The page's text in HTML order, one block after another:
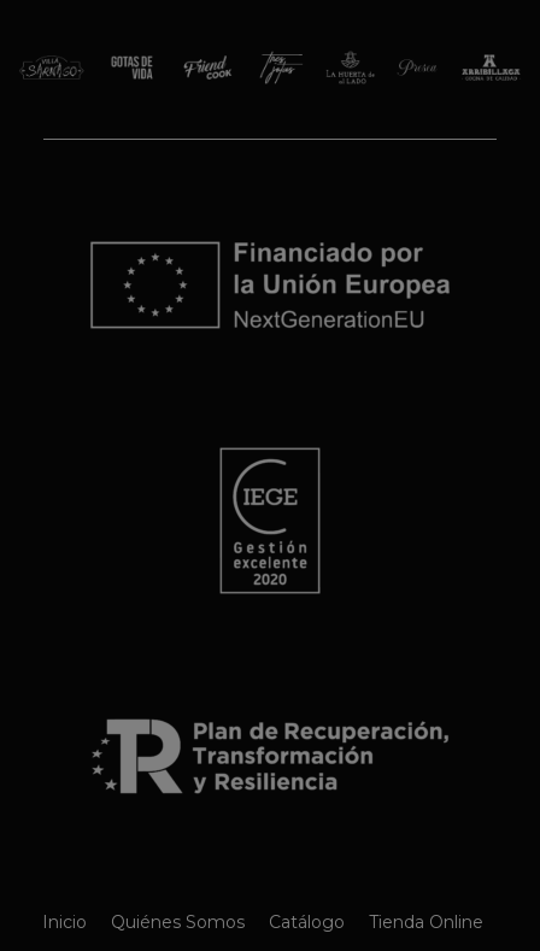
Inicio Quiénes Somos Catálogo
Tienda Online